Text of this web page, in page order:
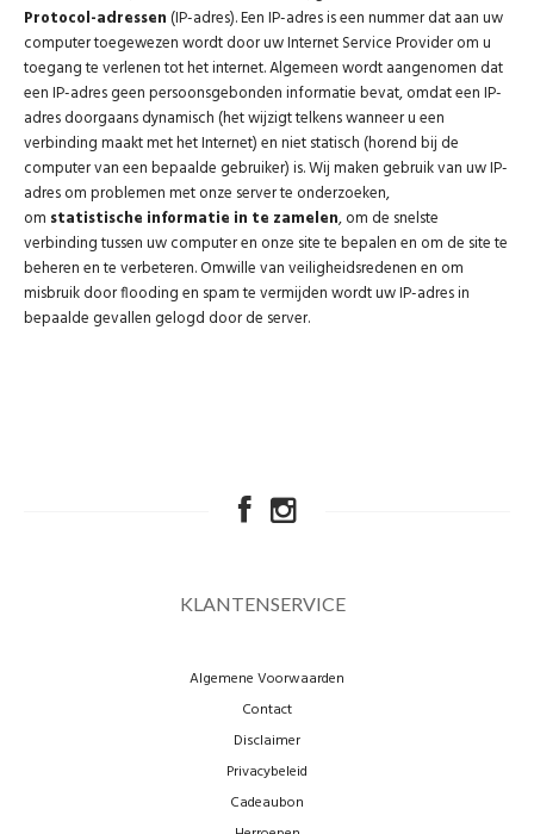
Protocol-adressen(IP-adres). Een IP-adres is een nummer dat aan uw
computer toegewezen wordt door uw Internet Service Provider om u
toegang te verlenen tot het internet. Algemeen wordt aangenomen dat
een IP-adres geen persoonsgebonden informatie bevat, omdat een IP-
adres doorgaans dynamisch (het wijzigt telkens wanneer u een
verbinding maakt met het Internet) en niet statisch (horend bij de
computer van een bepaalde gebruiker) is. Wij maken gebruik van uw IP-
adres om problemen met onze server te onderzoeken,
om statistische informatie in te zamelen, om de snelste
verbinding tussen uw computer en onze site te bepalen en om de site te
beheren en te verbeteren. Omwille van veiligheidsredenen en om
misbruik door flooding en spam te vermijden wordt uw IP-adres in
bepaalde gevallen gelogd door de server.
KLANTENSERVICE
Algemene Voorwaarden
Contact
Disclaimer
Privacybeleid
Cadeaubon